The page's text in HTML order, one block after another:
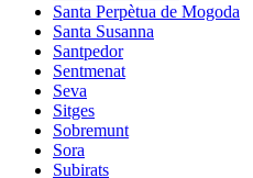
Santa Perpètua de Mogoda
Santa Susanna
Santpedor
Sentmenat
Seva
Sitges
Sobremunt
Sora
Subirats